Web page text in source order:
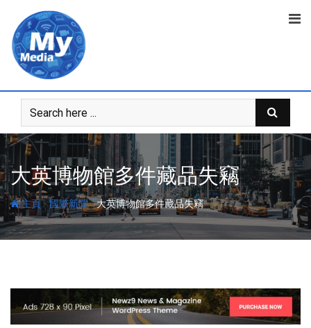
大英博物館多件藏品失竊
主頁-國際新聞-大英博物館多件藏品失竊